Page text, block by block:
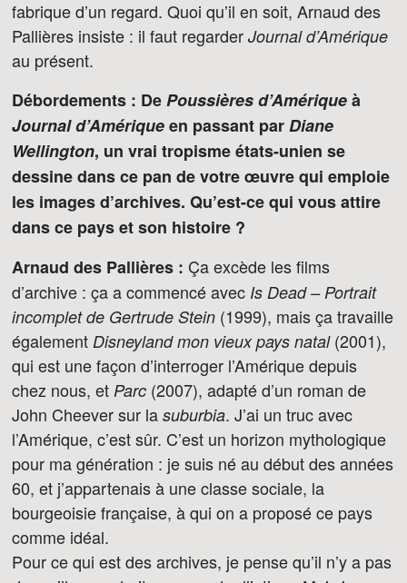
fabrique d’un regard. Quoi qu’il en soit, Arnaud des
Pallières insiste : il faut regarder Journal d’Amérique
au présent.
Débordements : DePoussières d’Amériqueà
Journal d’Amériqueen passant parDiane
Wellington, un vrai tropisme états-unien se
dessine dans ce pan de votre œuvre qui emploie
les images d’archives. Qu’est-ce qui vous attire
dans ce pays et son histoire ?
Arnaud des Pallières : Ça excède les films
d’archive : ça a commencé avec Is Dead – Portrait
incomplet de Gertrude Stein (1999), mais ça travaille
également Disneyland mon vieux pays natal(2001),
qui est une façon d’interroger l’Amérique depuis
chez nous, et Parc (2007), adapté d’un roman de
John Cheever sur la suburbia. J’ai un truc avec
l’Amérique, c’est sûr. C’est un horizon mythologique
pour ma génération : je suis né au début des années
60, et j’appartenais à une classe sociale, la
bourgeoisie française, à qui on a proposé ce pays
comme idéal.
Pour ce qui est des archives, je pense qu’il n’y a pas